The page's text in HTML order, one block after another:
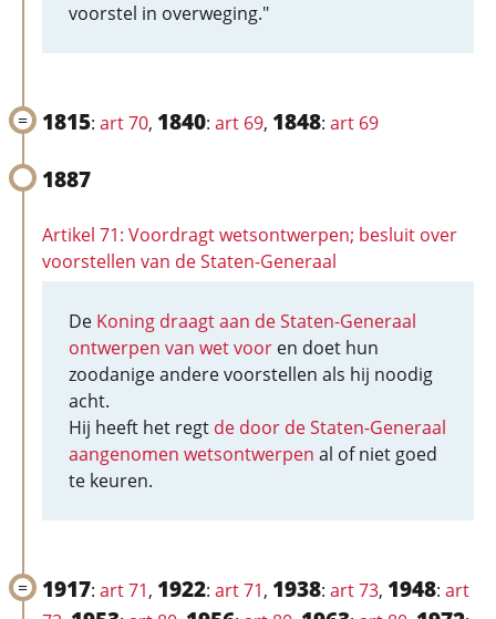
voorstel in overweging."
1815: art 70, 1840: art 69, 1848: art 69
1887
Artikel 71: Voordragt wetsontwerpen; besluit over
voorstellen van de Staten-Generaal
De Koning draagt aan de Staten-Generaal
ontwerpen van wet voor en doet hun
zoodanige andere voorstellen als hij noodig
acht.
Hij heeft het regt de door de Staten-Generaal
aangenomen wetsontwerpen al of niet goed
te keuren.
1917: art 71, 1922: art 71, 1938: art 73, 1948: art